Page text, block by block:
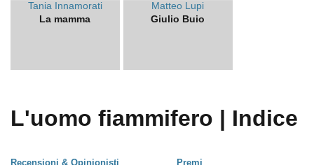
Tania Innamorati
La mamma
Matteo Lupi
Giulio Buio
L'uomo fiammifero | Indice
Recensioni & Opinionisti
Premi